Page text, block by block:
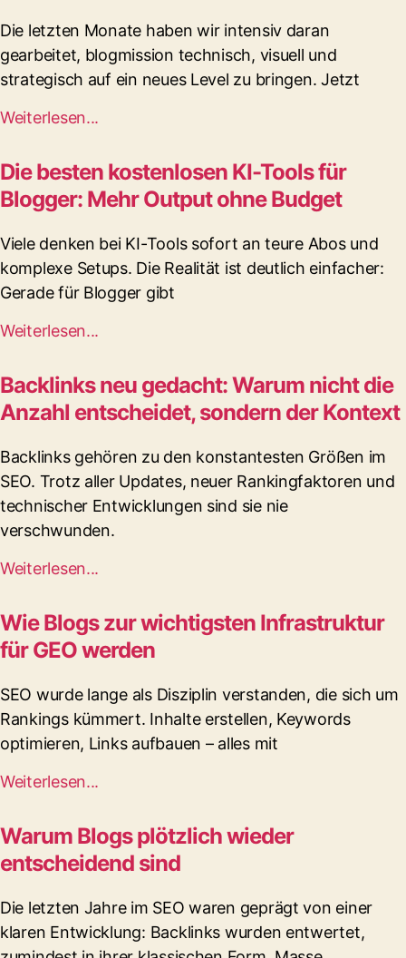
Die letzten Monate haben wir intensiv daran
gearbeitet, blogmission technisch, visuell und
strategisch auf ein neues Level zu bringen. Jetzt
Weiterlesen...
Die besten kostenlosen KI-Tools für
Blogger: Mehr Output ohne Budget
Viele denken bei KI-Tools sofort an teure Abos und
komplexe Setups. Die Realität ist deutlich einfacher:
Gerade für Blogger gibt
Weiterlesen...
Backlinks neu gedacht: Warum nicht die
Anzahl entscheidet, sondern der Kontext
Backlinks gehören zu den konstantesten Größen im
SEO. Trotz aller Updates, neuer Rankingfaktoren und
technischer Entwicklungen sind sie nie
verschwunden.
Weiterlesen...
Wie Blogs zur wichtigsten Infrastruktur
für GEO werden
SEO wurde lange als Disziplin verstanden, die sich um
Rankings kümmert. Inhalte erstellen, Keywords
optimieren, Links aufbauen – alles mit
Weiterlesen...
Warum Blogs plötzlich wieder
entscheidend sind
Die letzten Jahre im SEO waren geprägt von einer
klaren Entwicklung: Backlinks wurden entwertet,